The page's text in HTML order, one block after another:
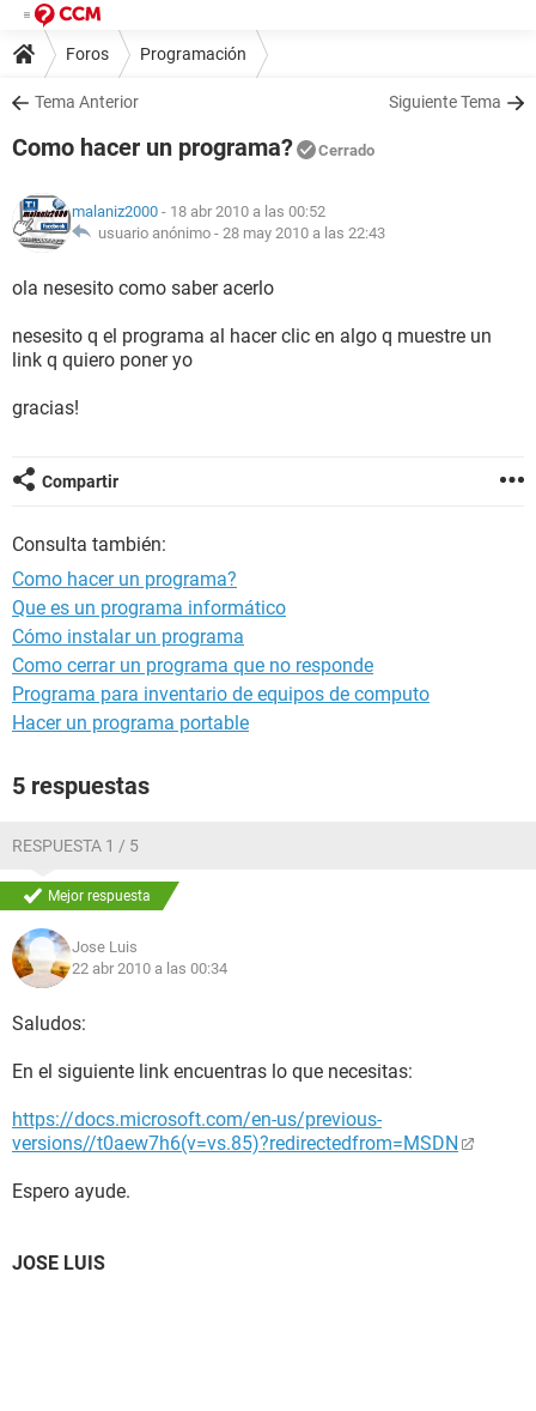
Foros Programación
Tema Anterior Siguiente Tema
Como hacer un programa? Cerrado
malaniz2000 - 18 abr 2010 a las 00:52
usuario anónimo - 28 may 2010 a las 22:43
ola nesesito como saber acerlo
nesesito q el programa al hacer clic en algo q muestre un
link q quiero poner yo
gracias!
Compartir
Consulta también:
Como hacer un programa?
Que es un programa informático
Cómo instalar un programa
Como cerrar un programa que no responde
Programa para inventario de equipos de computo
Hacer un programa portable
5 respuestas
RESPUESTA 1 / 5
Mejor respuesta
Jose Luis
22 abr 2010 a las 00:34
Saludos:
En el siguiente link encuentras lo que necesitas:
https://docs.microsoft.com/en-us/previous-
versions//t0aew7h6(v=vs.85)?redirectedfrom=MSDN
Espero ayude.
JOSE LUIS